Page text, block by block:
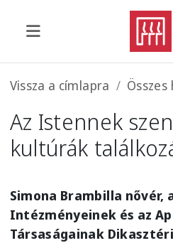
Morzsa
Vissza a címlapra
Az Istennek
kultúrák
Simona Brambilla nővér,
Intézményeinek és az
Társaságainak